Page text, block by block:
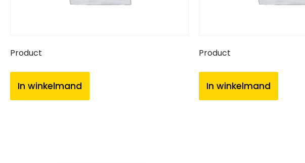
Product
In winkelmand
Product
In winkelmand